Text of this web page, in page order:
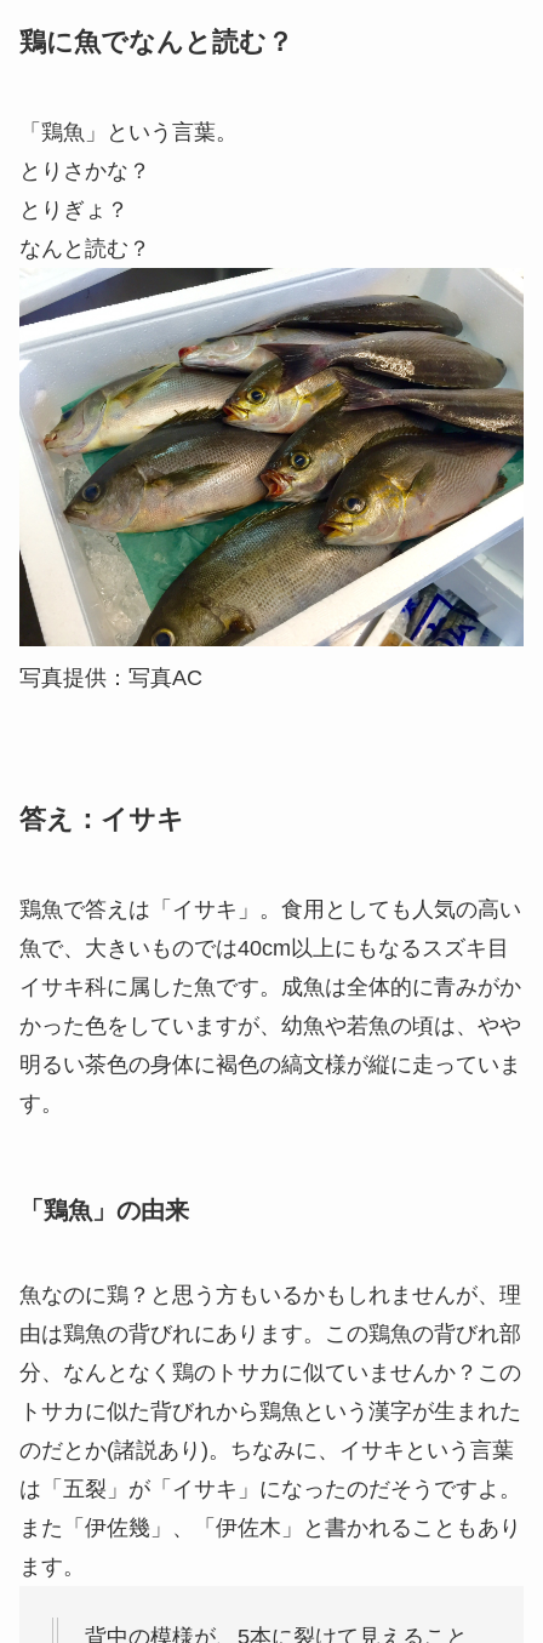
鶏に魚でなんと読む？
「鶏魚」という言葉。
とりさかな？
とりぎょ？
なんと読む？
写真提供：写真AC
答え：イサキ
鶏魚で答えは「イサキ」。食用としても人気の高い
魚で、大きいものでは40cm以上にもなるスズキ目
イサキ科に属した魚です。成魚は全体的に青みがか
かった色をしていますが、幼魚や若魚の頃は、やや
明るい茶色の身体に褐色の縞文様が縦に走っていま
す。
「鶏魚」の由来
魚なのに鶏？と思う方もいるかもしれませんが、理
由は鶏魚の背びれにあります。この鶏魚の背びれ部
分、なんとなく鶏のトサカに似ていませんか？この
トサカに似た背びれから鶏魚という漢字が生まれた
のだとか(諸説あり)。ちなみに、イサキという言葉
は「五裂」が「イサキ」になったのだそうですよ。
また「伊佐幾」、「伊佐木」と書かれることもあり
ます。
背中の模様が、5本に裂けて見えること